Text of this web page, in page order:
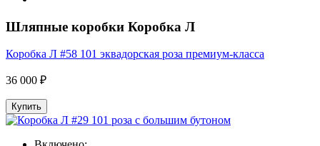
Шляпные коробки Коробка Л
Коробка Л #58 101 эквадорская роза премиум-класса
36 000 ₽
Купить